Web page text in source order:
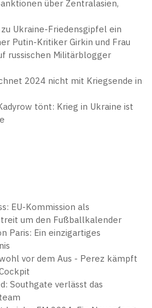
über Zentralasien,
Ukraine-Friedensgipfel ein
Putin-Kritiker Girkin und Frau
russischen Militärblogger
2024 nicht mit Kriegsende in
tönt: Krieg in Ukraine ist
EU-Kommission als
um den Fußballkalender
Paris: Ein einzigartiges
vor dem Aus - Perez kämpft
Southgate verlässt das